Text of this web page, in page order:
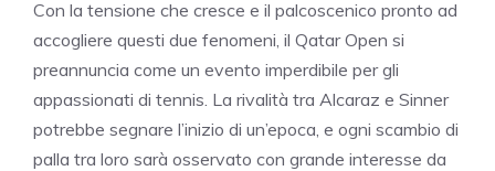
Con la tensione che cresce e il palcoscenico pronto ad
accogliere questi due fenomeni, il Qatar Open si
preannuncia come un evento imperdibile per gli
appassionati di tennis. La rivalità tra Alcaraz e Sinner
potrebbe segnare l’inizio di un’epoca, e ogni scambio di
palla tra loro sarà osservato con grande interesse da